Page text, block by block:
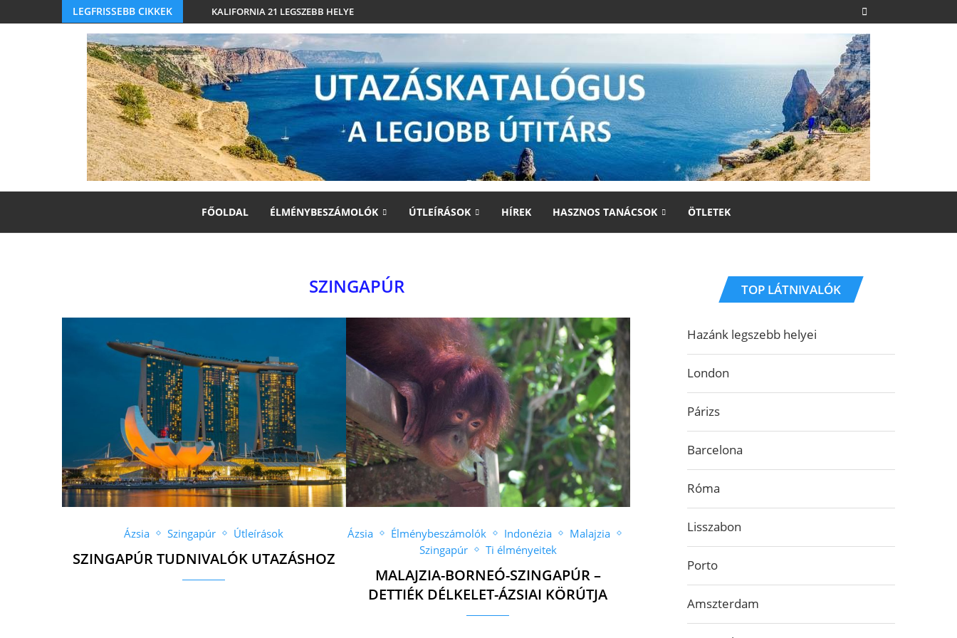
LEGFRISSEBB CIKKEK KALIFORNIA 21 LEGSZEBB HELYE
FŐOLDAL ÉLMÉNYBESZÁMOLÓK ÚTLEÍRÁSOK HÍREK HASZNOS TANÁCSOK ÖTLETEK
SZINGAPÚR
Ázsia Szingapúr Útleírások
SZINGAPÚR TUDNIVALÓK UTAZÁSHOZ
Ázsia Élménybeszámolók Indonézia
Malajzia
Szingapúr
Ti élményeitek
MALAJZIA-BORNEÓ-SZINGAPÚR –
DETTIÉK DÉLKELET-ÁZSIAI KÖRÚTJA
TOP LÁTNIVALÓK
Hazánk legszebb helyei
London
Párizs
Barcelona
Róma
Lisszabon
Porto
Amszterdam